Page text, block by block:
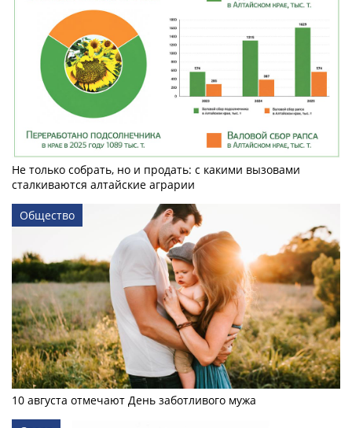
Не только собрать, но и продать: с какими вызовами
сталкиваются алтайские аграрии
Общество
10 августа отмечают День заботливого мужа